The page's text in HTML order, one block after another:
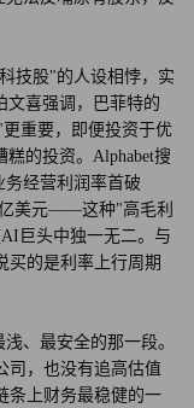
技股"的人设相悖，实
文喜强调，巴菲特的
重要，即便投资于优
的投资。Alphabet搜
务经营利润率首破
亿美元——这种"高毛利
巨头中独一无二。与
买的是利率上行周期
、最安全的那一段。
司，也没有追高估值
条上财务最稳健的一